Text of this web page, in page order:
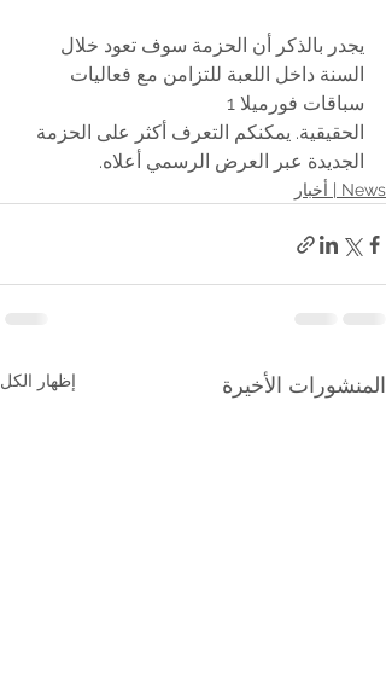
يجدر بالذكر أن الحزمة سوف تعود خلال
السنة داخل اللعبة للتزامن مع فعاليات
سباقات فورميلا 1
الحقيقية. يمكنكم التعرف أكثر على الحزمة
الجديدة عبر العرض الرسمي أعلاه.
News | أخبار
المنشورات الأخيرة إظهار الكل